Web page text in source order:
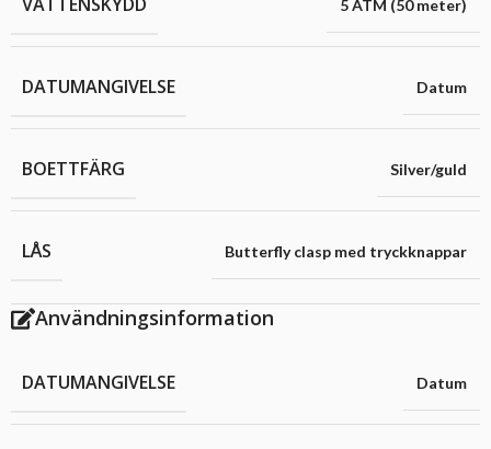
5 ATM (50 meter)
DATUMANGIVELSE Datum
BOETTFÄRG Silver/guld
LÅS Butterfly clasp med tryckknappar
Användningsinformation
DATUMANGIVELSE Datum